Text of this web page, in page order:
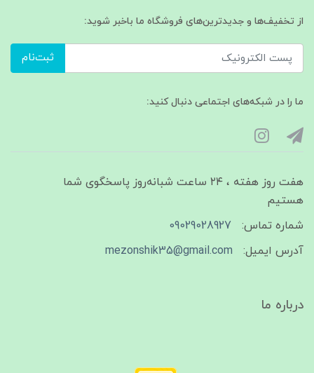
از تخفیف‌ها و جدیدترین‌های فروشگاه ما باخبر شوید:
ثبت‌نام
ما را در شبکه‌های اجتماعی دنبال کنید:
هفت روز هفته ، ۲۴ ساعت شبانه‌روز پاسخگوی شما
هستیم
شماره تماس:
09029028927
آدرس ایمیل:
mezonshik35@gmail.com
درباره ما